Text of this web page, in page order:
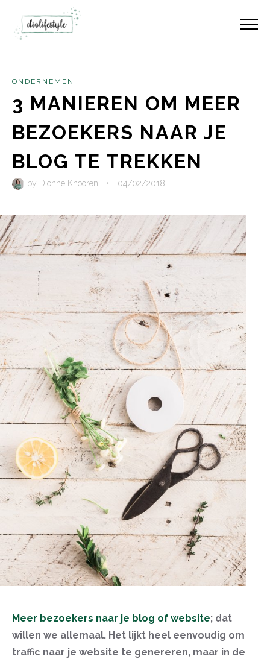
ONDERNEMEN
3 MANIEREN OM MEER
BEZOEKERS NAAR JE
BLOG TE TREKKEN
by Dionne Knooren • 04/02/2018
Meer bezoekers naar je blog of website; dat
willen we allemaal. Het lijkt heel eenvoudig om
traffic naar je website te genereren, maar in de